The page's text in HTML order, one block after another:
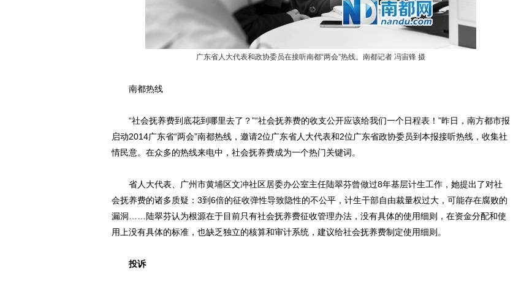
广东省人大代表和政协委员在接听南都“两会”热线。南都记者 冯宙锋 摄
南都热线
“社会抚养费到底花到哪里去了？”“社会抚养费的收支公开应该给我们一个日程表！”昨日，南方都市报
启动2014广东省“两会”南都热线，邀请2位广东省人大代表和2位广东省政协委员到本报接听热线，收集社
情民意。在众多的热线来电中，社会抚养费成为一个热门关键词。
省人大代表、广州市黄埔区文冲社区居委办公室主任陆翠芬曾做过8年基层计生工作，她提出了对社
会抚养费的诸多质疑：3到6倍的征收弹性导致隐性的不公平，计生干部自由裁量权过大，可能存在腐败的
漏洞……陆翠芬认为根源在于目前只有社会抚养费征收管理办法，没有具体的使用细则，在资金分配和使
用上没有具体的标准，也缺乏独立的核算和审计系统，建议给社会抚养费制定使用细则。
投诉